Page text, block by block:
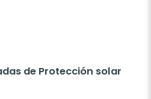
de Protección solar